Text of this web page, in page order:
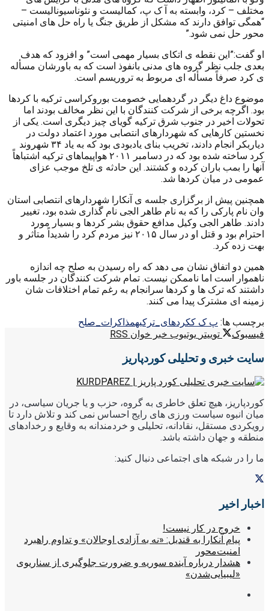
مختلف – کرد، وابسته به آ ک پ، کمالیست و نئوناسیونالیست –
“همگی توافق دارند که مشکل از طریق جنگ یا راه حل های امنیتی
محور حل نمی شود.”
او گفت:”این نقطه ی اتکای بسیار مهمی است” و افزود که هدف
بعدی جلب نظر گروه های مدنی بانفوذ است که به باورشان مسأله
ی کرد صرفاً مسأله ای مربوط به تروریسم است.
موضوع داغ دیگر در گردهمایی خصومت بوروکراسی ترکیه با کردها
بود. اگرچه برخی از شرکت کنندگان با این نظر مخالف بودند اما
تحولات اخیر در جنوب شرق ترکیه گویای چیز دیگری است. یکی از
نخستین کارهایی که شهردارهای انتصابی مورد اعتماد دولت در
دیاربکر انجام دادند، تخریب بنای یادبودی بود که به یاد ۳۴ شهروند
کرد ساخته شده بود که در دسامبر ۲۰۱۱ هواپیماهای ترکیه اشتباهاً
آنها را بمب باران کرده و کشتند. این حادثه ی تلخ موجب عزای
عمومی در میان کردها شد.
همچنین پیش از برگزاری جلسه ی آنکارا شهردارهای انتصابی استان
وان نام پارکی را که به نام طاهر الجی نام گذاری شده بود، تغییر
دادند. طاهر الجی وکیل مدافع حقوق بشر کردها و بسیار مورد
احترام بود و قتل او در سال ۲۰۱۵ نیز مردم کرد را شدیداً متأثر و
بهت زده کرد.
همین دو اتفاق نشان می دهد که راه رسیدن به صلح چه اندازه
ناهموار است اما ناممکن نیست. تمام شرکت کنندگان در جلسه باور
داشتند که ترک ها و کردها سرانجام به رغم تمام اختلافات شان
زمینه ای مشترک پیدا می کنند.
برچسب ها: پ ک ککردهای_ترکیهمذاکرات_صلح
فیسبوک
توییتر یوتیوب خبر خوان RSS
سایت خبری و تحلیلی کوردپاریز
کوردپاریز، هیچ تعلق خاطری به گروه، حزب و یا جریان سیاسی، در
میان انبوه سیاست ورزی های رایج احساس نمی کند و تلاش دارد تا
رویکردی مستقل، نقادانه، تحلیلی و خردمندانه به وقایع و رخدادهای
منطقه و جهان داشته باشد.
ما را در شبکه های اجتماعی دنبال کنید:
اخبار اخیر
خروج در کار نیست!
پیام آنکارا به قندیل: «نه به آزادی اوجالان» و تداوم راهبرد
امنیت‌محور
هشدار درباره آینده سوریه و ضرورت جلوگیری از سناریوی
«لیبیایی‌شدن»